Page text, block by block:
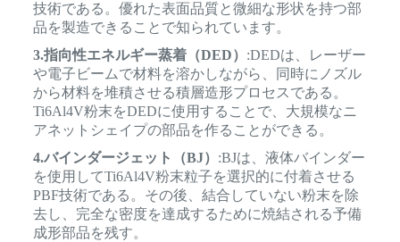
技術である。優れた表面品質と微細な形状を持つ部
品を製造できることで知られています。
3.指向性エネルギー蒸着（DED） :DEDは、レーザー
や電子ビームで材料を溶かしながら、同時にノズル
から材料を堆積させる積層造形プロセスである。
Ti6Al4V粉末をDEDに使用することで、大規模なニ
アネットシェイプの部品を作ることができる。
4.バインダージェット（BJ） :BJは、液体バインダー
を使用してTi6Al4V粉末粒子を選択的に付着させる
PBF技術である。その後、結合していない粉末を除
去し、完全な密度を達成するために焼結される予備
成形部品を残す。